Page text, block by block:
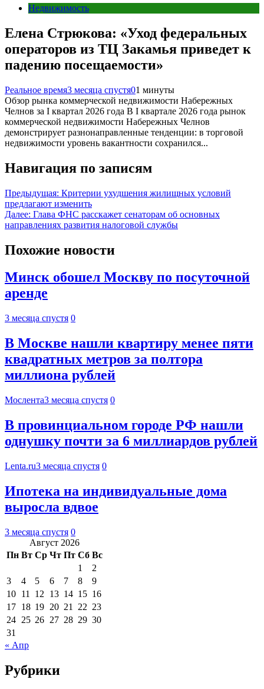
Недвижимость
Елена Стрюкова: «Уход федеральных
операторов из ТЦ Закамья приведет к
падению посещаемости»
Реальное время3 месяца спустя01 минуты
Обзор рынка коммерческой недвижимости Набережных
Челнов за I квартал 2026 года В I квартале 2026 года рынок
коммерческой недвижимости Набережных Челнов
демонстрирует разнонаправленные тенденции: в торговой
недвижимости уровень вакантности сохранился...
Навигация по записям
Предыдущая: Критерии ухудшения жилищных условий
предлагают изменить
Далее: Глава ФНС расскажет сенаторам об основных
направлениях развития налоговой службы
Похожие новости
Минск обошел Москву по посуточной
аренде
3 месяца спустя 0
В Москве нашли квартиру менее пяти
квадратных метров за полтора
миллиона рублей
Мослента3 месяца спустя 0
В провинциальном городе РФ нашли
однушку почти за 6 миллиардов рублей
Lenta.ru3 месяца спустя 0
Ипотека на индивидуальные дома
выросла вдвое
3 месяца спустя 0
Август 2026
Пн Вт Ср Чт Пт Сб Вс
1
2
3
4 5 6 7 8
9
10 11 12 13 14 15 16
17 18 19 20 21 22 23
24 25 26 27 28 29 30
31
« Апр
Рубрики